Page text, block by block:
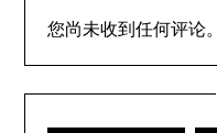
您尚未收到任何评论。